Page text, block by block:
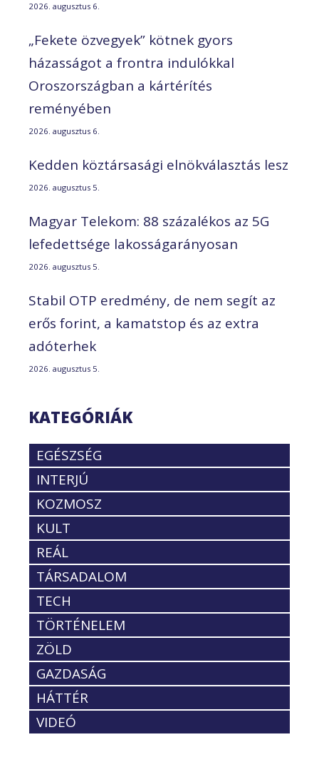
2026. augusztus 6.
„Fekete özvegyek” kötnek gyors
házasságot a frontra indulókkal
Oroszországban a kártérítés
reményében
2026. augusztus 6.
Kedden köztársasági elnökválasztás lesz
2026. augusztus 5.
Magyar Telekom: 88 százalékos az 5G
lefedettsége lakosságarányosan
2026. augusztus 5.
Stabil OTP eredmény, de nem segít az
erős forint, a kamatstop és az extra
adóterhek
2026. augusztus 5.
KATEGÓRIÁK
EGÉSZSÉG
INTERJÚ
KOZMOSZ
KULT
REÁL
TÁRSADALOM
TECH
TÖRTÉNELEM
ZÖLD
GAZDASÁG
HÁTTÉR
VIDEÓ